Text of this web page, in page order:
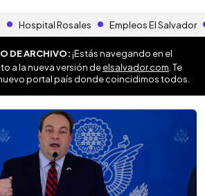
Hospital Rosales Empleos El Salvador
DE ARCHIVO:¡Estás navegando en el
a la nueva versión deelsalvador.com . Te
portal país donde coincidimos todos.